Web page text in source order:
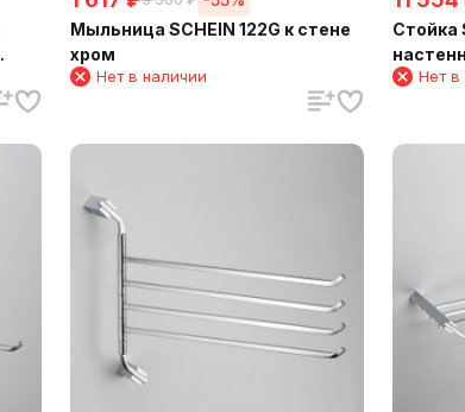
Мыльница SCHEIN 122G к стене
хром
Нет в наличии
Стойка
Нет в